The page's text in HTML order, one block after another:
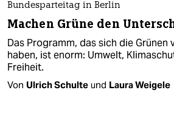
Bundesparteitag in Berlin
Machen Grüne den
Das Programm, das sich die Grünen
haben, ist enorm: Umwelt,
Freiheit.
Von Ulrich Schulte und Laura Weigele